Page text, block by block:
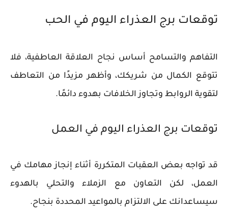
توقعات برج العذراء اليوم في الحب
التفاهم والتسامح أساس نجاح العلاقة العاطفية، فلا
تتوقع الكمال من شريكك، وأظهر مزيدًا من التعاطف
لتقوية الروابط وتجاوز الخلافات بهدوء دائمًا.
توقعات برج العذراء اليوم في العمل
قد تواجه بعض العقبات المتكررة أثناء إنجاز مهامك في
العمل، لكن التعاون مع الزملاء والتحلي بالهدوء
سيساعدانك على الالتزام بالمواعيد المحددة بنجاح.